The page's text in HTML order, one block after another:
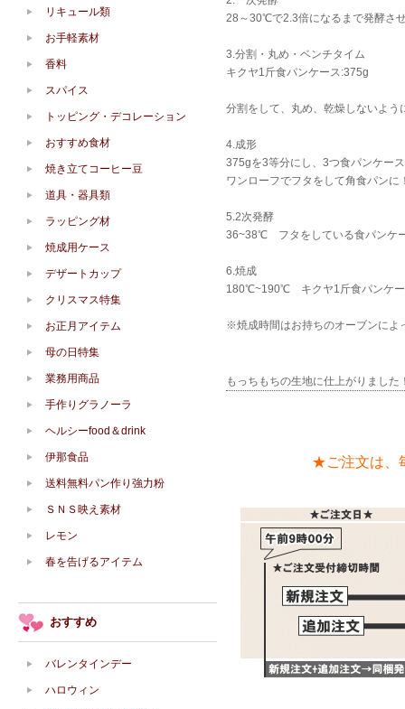
28～30℃で2.3倍になるまで発酵さ
3.分割・丸め・ベンチタイム
キクヤ1斤食パンケース:375g
分割をして、丸め、乾燥しないよ
4.成形
375gを3等分にし、3つ食パンケー
ワンローフでフタをして角食パンに
5.2次発酵
36~38℃ フタをしている食パン
6.焼成
180℃~190℃ キクヤ1斤食パンケー
※焼成時間はお持ちのオーブンによ
もっちもちの生地に仕上がりまし
★ご注文は、
リキュール類
お手軽素材
香料
スパイス
トッピング・デコレーション
おすすめ食材
焼き立てコーヒー豆
道具・器具類
ラッピング材
焼成用ケース
デザートカップ
クリスマス特集
お正月アイテム
母の日特集
業務用商品
手作りグラノーラ
ヘルシーfood＆drink
伊那食品
送料無料パン作り強力粉
ＳＮＳ映え素材
レモン
春を告げるアイテム
おすすめ
バレンタインデー
ハロウィン